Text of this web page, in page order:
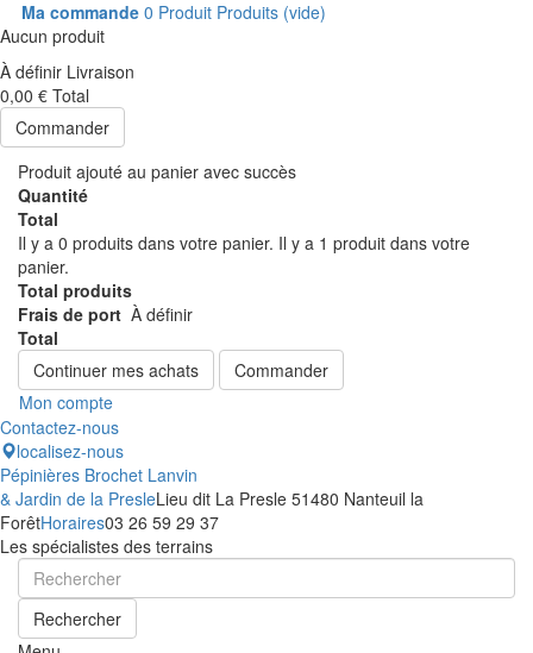
Ma commande 0 Produit Produits (vide)
Aucun produit
À définir Livraison
0,00 € Total
Commander
Produit ajouté au panier avec succès
Quantité
Total
Il y a 0 produits dans votre panier. Il y a 1 produit dans votre
panier.
Total produits
Frais de port À définir
Total
Continuer mes achats
Commander
Mon compte
Contactez-nous
localisez-nous
Pépinières Brochet Lanvin
& Jardin de la PresleLieu dit La Presle 51480 Nanteuil la
ForêtHoraires03 26 59 29 37
Les spécialistes des terrains
Rechercher